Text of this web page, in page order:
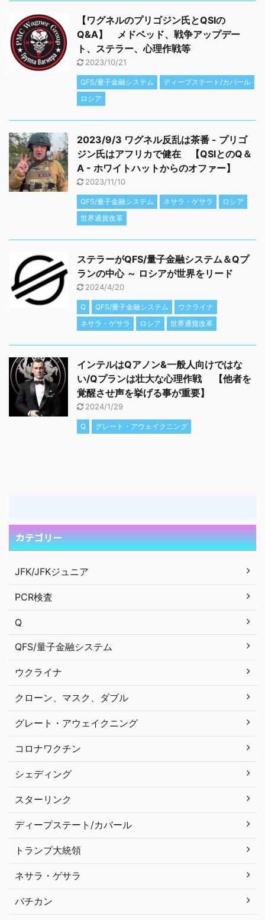
【ワグネルのプリゴジン氏とQSIの
Q&A】 メドベッド、戦争アップデー
ト、ステラー、心理作戦等
2023/10/21
QFS/量子金融システム
ディープステート/カバール
ロシア
2023/9/3 ワグネル反乱は茶番 - プリゴ
ジン氏はアフリカで健在 【QSIとのQ＆
A - ホワイトハットからのオファー】
2023/11/10
QFS/量子金融システム ネサラ・ゲサラ
ロシア
世界通貨改革
ステラーがQFS/量子金融システム＆Qプ
ランの中心 ～ ロシアが世界をリード
2024/4/20
Q QFS/量子金融システム
ウクライナ
ネサラ・ゲサラ
ロシア 世界通貨改革
インテルはQアノン&一般人向けではな
い/Qプランは壮大な心理作戦 【他者を
覚醒させ声を挙げる事が重要】
2024/1/29
Q グレート・アウェイクニング
カテゴリー
JFK/JFKジュニア
PCR検査
Q
QFS/量子金融システム
ウクライナ
クローン、マスク、ダブル
グレート・アウェイクニング
コロナワクチン
シェディング
スターリンク
ディープステート/カバール
トランプ大統領
ネサラ・ゲサラ
バチカン